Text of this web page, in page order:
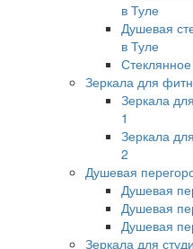
в Туле
Душевая
в Туле
Зеркала для
Зеркала
1
Зеркала
2
Душевая
Душевая
Душевая
Душевая
Зеркала для